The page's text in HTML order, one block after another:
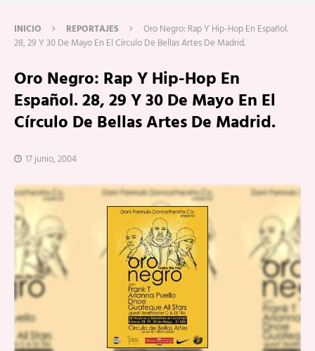
INICIO REPORTAJES
Oro Negro: Rap Y Hip-Hop En Español.
28, 29 Y 30 De Mayo En El Círculo De Bellas Artes De Madrid.
Oro Negro: Rap Y Hip-Hop En
Español. 28, 29 Y 30 De Mayo En El
Círculo De Bellas Artes De Madrid.
17 junio, 2004